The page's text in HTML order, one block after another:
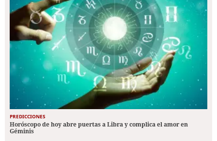
PREDICCIONES
Horóscopo de hoy abre puertas a Libra y complica el amor en
Géminis